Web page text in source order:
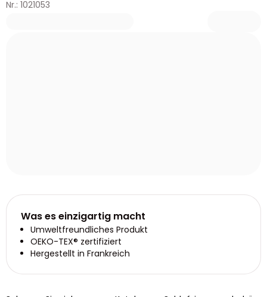
Nr.: 1021053
Was es einzigartig macht
Umweltfreundliches Produkt
OEKO-TEX® zertifiziert
Hergestellt in Frankreich